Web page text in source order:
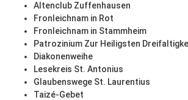
Altenclub Zuffenhausen
Fronleichnam in Rot
Fronleichnam in Stammheim
Patrozinium Zur Heiligsten
Diakonenweihe
Lesekreis St. Antonius
Glaubenswege St. Laurentius
Taizé-Gebet